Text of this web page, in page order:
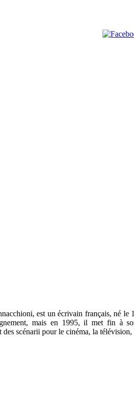
est un écrivain français, né le
mais en 1995, il met fin à
scénarii pour le cinéma, la télévision,